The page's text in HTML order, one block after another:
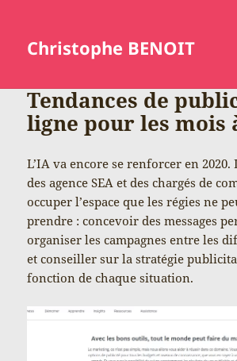
Christophe BENOIT
Tendances de
ligne pour les mois
L’IA va encore se renforcer en 2020.
des agence SEA et des chargés de
occuper l’espace que les régies ne
prendre : concevoir des messages
organiser les campagnes entre les
et conseiller sur la stratégie
fonction de chaque situation.